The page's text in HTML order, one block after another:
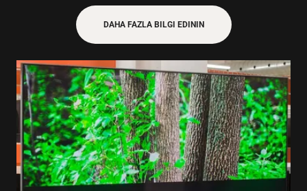
DAHA FAZLA BILGI EDININ